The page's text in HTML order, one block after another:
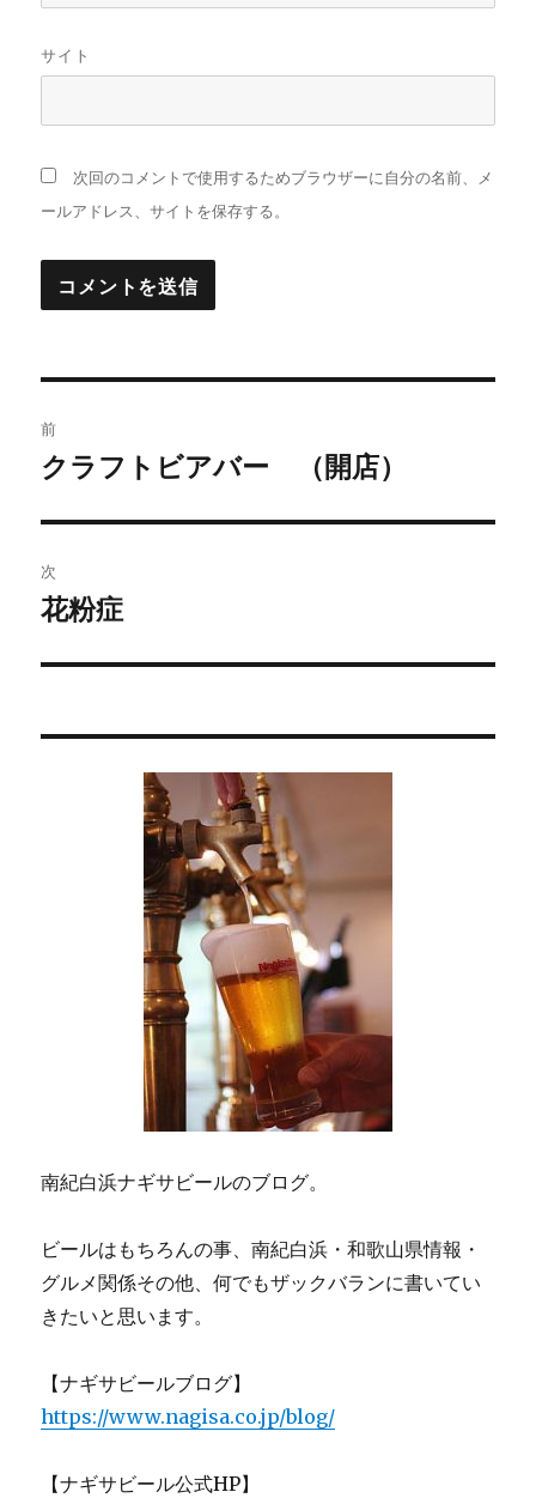
サイト
次回のコメントで使用するためブラウザーに自分の名前、メ
ールアドレス、サイトを保存する。
稿
ビ
ゲ
ー
前
過
の
投
稿:
クラフトビアバー （開店）
次
次
投
花粉症
南紀白浜ナギサビールのブログ。
ビールはもちろんの事、南紀白浜・和歌山県情報・
グルメ関係その他、何でもザックバランに書いてい
きたいと思います。
【ナギサビールブログ】
https://www.nagisa.co.jp/blog/
【ナギサビール公式HP】